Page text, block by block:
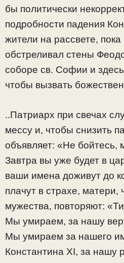
бы политически
подробности падения
жители на рассвете,
обстреливал стены
соборе св. Софии и
чтобы вызвать
..Патриарх при свечах
мессу и, чтобы снизить
объявляет: «Не бойтесь,
Завтра вы уже будет в
ваши имена доживут до
плачут в страхе, матери,
мужества, повторяют:
Мы умираем, за нашу
Мы умираем за нашего
Константина XI, за нашу